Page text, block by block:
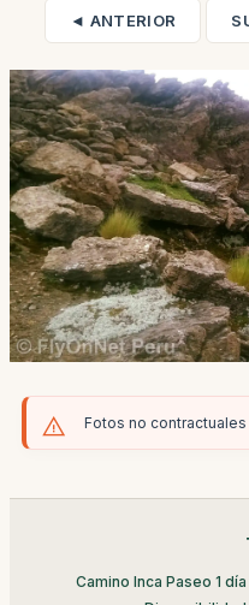
◄ ANTERIOR
Fotos no contractuales
Camino Inca Paseo 1 día